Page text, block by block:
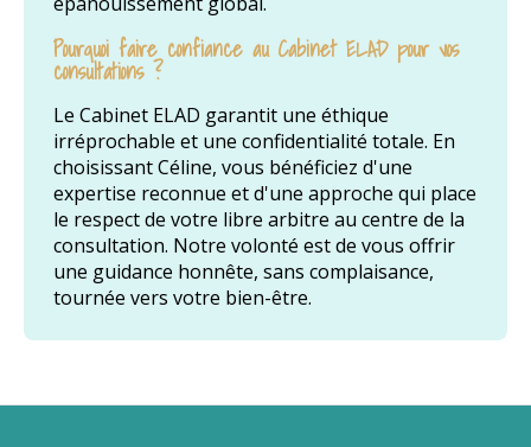
Pourquoi faire confiance au Cabinet ELAD pour vos
consultations ?
Le Cabinet ELAD garantit une éthique
irréprochable et une confidentialité totale. En
choisissant Céline, vous bénéficiez d'une
expertise reconnue et d'une approche qui place
le respect de votre libre arbitre au centre de la
consultation. Notre volonté est de vous offrir
une guidance honnête, sans complaisance,
tournée vers votre bien-être.